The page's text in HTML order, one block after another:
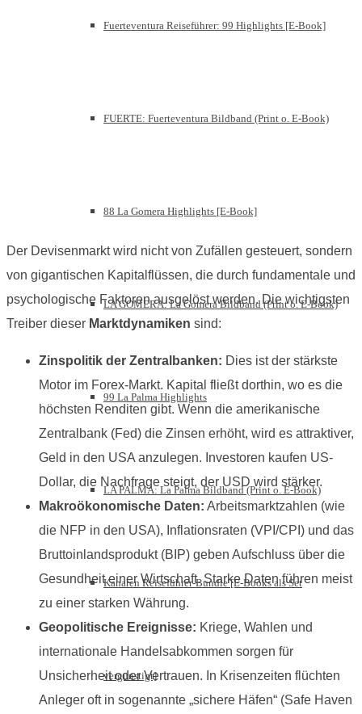
Fuerteventura Reiseführer: 99 Highlights [E-Book]
FUERTE: Fuerteventura Bildband (Print o. E-Book)
88 La Gomera Highlights [E-Book]
LA GOMERA: La Gomera Bildband (Print o. E-Book)
99 La Palma Highlights
LA PALMA: La Palma Bildband (Print o. E-Book)
Kanaren Reiseführer-Bundle [E-Books als Set
vergünstigt]
Der Devisenmarkt wird nicht von Zufällen gesteuert, sondern
von gigantischen Kapitalflüssen, die durch fundamentale und
psychologische Faktoren ausgelöst werden. Die wichtigsten
Treiber dieser Marktdynamiken sind:
Zinspolitik der Zentralbanken: Dies ist der stärkste
Motor im Forex-Markt. Kapital fließt dorthin, wo es die
höchsten Renditen gibt. Wenn die amerikanische
Zentralbank (Fed) die Zinsen erhöht, wird es attraktiver,
Geld in den USA anzulegen. Investoren kaufen US-
Dollar, die Nachfrage steigt, der USD wird stärker.
Makroökonomische Daten: Arbeitsmarktzahlen (wie
die NFP in den USA), Inflationsraten (VPI/CPI) und das
Bruttoinlandsprodukt (BIP) geben Aufschluss über die
Gesundheit einer Wirtschaft. Starke Daten führen meist
zu einer starken Währung.
Geopolitische Ereignisse: Kriege, Wahlen und
internationale Handelsabkommen sorgen für
Unsicherheit oder Vertrauen. In Krisenzeiten flüchten
Anleger oft in sogenannte „sichere Häfen“ (Safe Haven